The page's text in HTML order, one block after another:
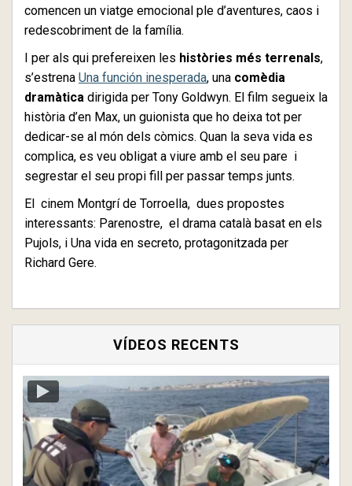
comencen un viatge emocional ple d’aventures, caos i
redescobriment de la família.
I per als qui prefereixen les històries més terrenals,
s’estrena Una función inesperada, una comèdia
dramàtica dirigida per Tony Goldwyn. El film segueix la
història d’en Max, un guionista que ho deixa tot per
dedicar-se al món dels còmics. Quan la seva vida es
complica, es veu obligat a viure amb el seu pare i
segrestar el seu propi fill per passar temps junts.
El cinem Montgrí de Torroella, dues propostes
interessants: Parenostre, el drama català basat en els
Pujols, i Una vida en secreto, protagonitzada per
Richard Gere.
VÍDEOS RECENTS